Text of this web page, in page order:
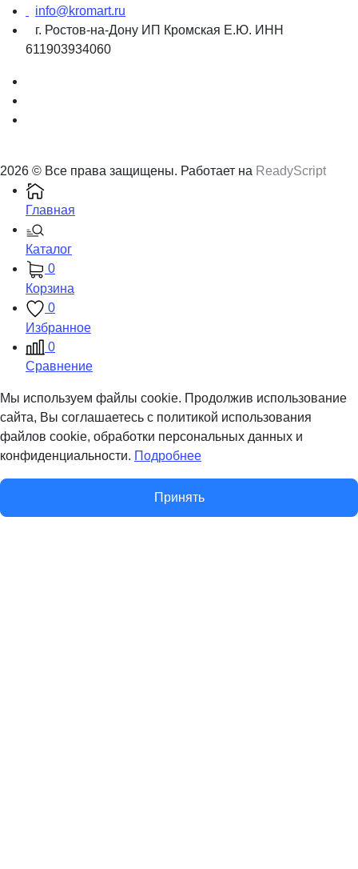
info@kromart.ru
г. Ростов-на-Дону ИП Кромская Е.Ю. ИНН
611903934060
2026 © Все права защищены. Работает на ReadyScript
Главная
Каталог
0
Корзина
0
Избранное
0
Сравнение
Мы используем файлы cookie. Продолжив использование
сайта, Вы соглашаетесь с политикой использования
файлов cookie, обработки персональных данных и
конфиденциальности. Подробнее
Принять